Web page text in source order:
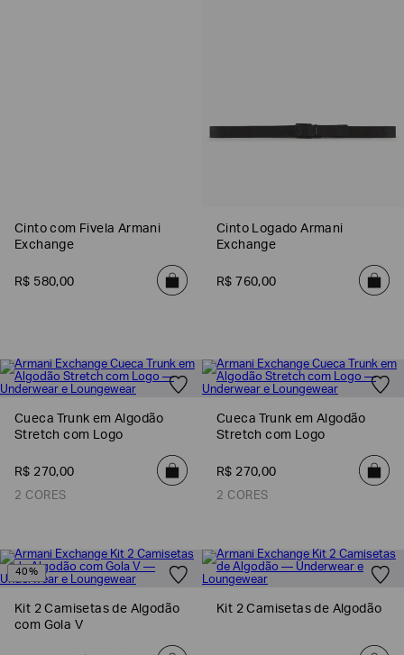
Cinto com Fivela Armani
Exchange
R$ 580,00
Cinto Logado Armani
Exchange
R$ 760,00
Cueca Trunk em Algodão
Stretch com Logo
R$ 270,00
2 CORES
Cueca Trunk em Algodão
Stretch com Logo
R$ 270,00
2 CORES
40%
Kit 2 Camisetas de Algodão
com Gola V
Kit 2 Camisetas de Algodão